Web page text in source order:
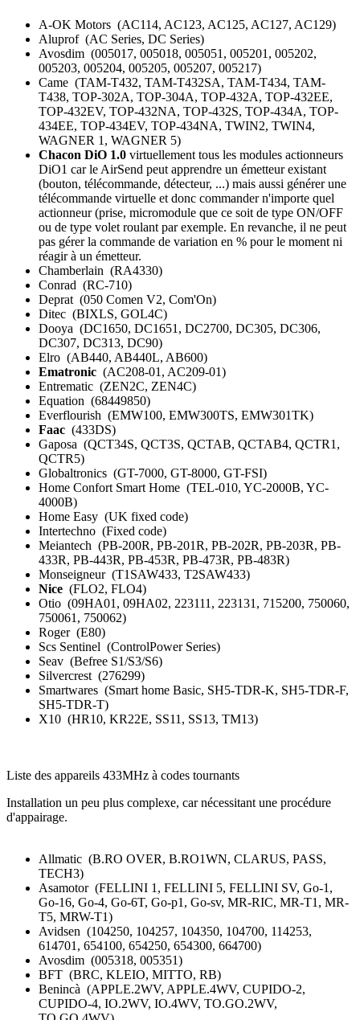
A-OK Motors (AC114, AC123, AC125, AC127, AC129)
Aluprof (AC Series, DC Series)
Avosdim (005017, 005018, 005051, 005201, 005202,
005203, 005204, 005205, 005207, 005217)
Came (TAM-T432, TAM-T432SA, TAM-T434, TAM-
T438, TOP-302A, TOP-304A, TOP-432A, TOP-432EE,
TOP-432EV, TOP-432NA, TOP-432S, TOP-434A, TOP-
434EE, TOP-434EV, TOP-434NA, TWIN2, TWIN4,
WAGNER 1, WAGNER 5)
Chacon DiO 1.0 virtuellement tous les modules actionneurs
DiO1 car le AirSend peut apprendre un émetteur existant
(bouton, télécommande, détecteur, ...) mais aussi générer une
télécommande virtuelle et donc commander n'importe quel
actionneur (prise, micromodule que ce soit de type ON/OFF
ou de type volet roulant par exemple. En revanche, il ne peut
pas gérer la commande de variation en % pour le moment ni
réagir à un émetteur.
Chamberlain (RA4330)
Conrad (RC-710)
Deprat (050 Comen V2, Com'On)
Ditec (BIXLS, GOL4C)
Dooya (DC1650, DC1651, DC2700, DC305, DC306,
DC307, DC313, DC90)
Elro (AB440, AB440L, AB600)
Ematronic (AC208-01, AC209-01)
Entrematic (ZEN2C, ZEN4C)
Equation (68449850)
Everflourish (EMW100, EMW300TS, EMW301TK)
Faac (433DS)
Gaposa (QCT34S, QCT3S, QCTAB, QCTAB4, QCTR1,
QCTR5)
Globaltronics (GT-7000, GT-8000, GT-FSI)
Home Confort Smart Home (TEL-010, YC-2000B, YC-
4000B)
Home Easy (UK fixed code)
Intertechno (Fixed code)
Meiantech (PB-200R, PB-201R, PB-202R, PB-203R, PB-
433R, PB-443R, PB-453R, PB-473R, PB-483R)
Monseigneur (T1SAW433, T2SAW433)
Nice (FLO2, FLO4)
Otio (09HA01, 09HA02, 223111, 223131, 715200, 750060,
750061, 750062)
Roger (E80)
Scs Sentinel (ControlPower Series)
Seav (Befree S1/S3/S6)
Silvercrest (276299)
Smartwares (Smart home Basic, SH5-TDR-K, SH5-TDR-F,
SH5-TDR-T)
X10 (HR10, KR22E, SS11, SS13, TM13)
Liste des appareils 433MHz à codes tournants
Installation un peu plus complexe, car nécessitant une procédure
d'appairage.
Allmatic (B.RO OVER, B.RO1WN, CLARUS, PASS,
TECH3)
Asamotor (FELLINI 1, FELLINI 5, FELLINI SV, Go-1,
Go-16, Go-4, Go-6T, Go-p1, Go-sv, MR-RIC, MR-T1, MR-
T5, MRW-T1)
Avidsen (104250, 104257, 104350, 104700, 114253,
614701, 654100, 654250, 654300, 664700)
Avosdim (005318, 005351)
BFT (BRC, KLEIO, MITTO, RB)
Benincà (APPLE.2WV, APPLE.4WV, CUPIDO-2,
CUPIDO-4, IO.2WV, IO.4WV, TO.GO.2WV,